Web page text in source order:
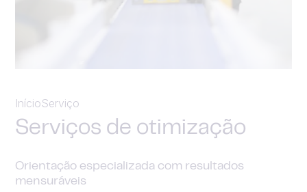
InícioServiço
Serviços de otimização
Orientação especializada com resultados
mensuráveis